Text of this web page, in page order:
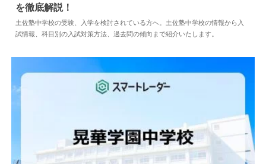
中学情報 2024.04.02
を徹底解説！
土佐塾中学校の受験、入学を検討されている方へ。土佐塾中学校の情報から入
試情報、科目別の入試対策方法、過去問の傾向まで紹介いたします。